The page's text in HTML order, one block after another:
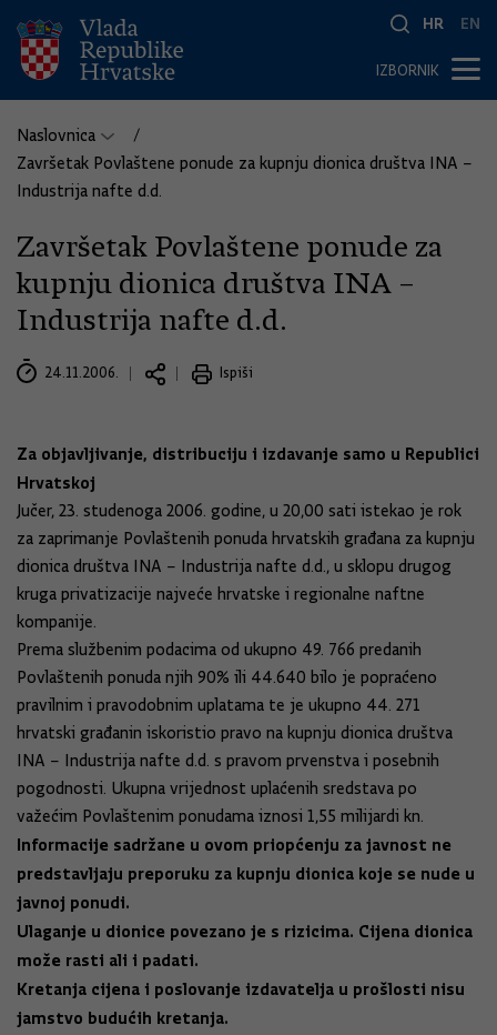
HR EN
IZBORNIK
Naslovnica
Završetak Povlaštene ponude za kupnju dionica društva INA –
Industrija nafte d.d.
Završetak Povlaštene ponude za
kupnju dionica društva INA –
Industrija nafte d.d.
24.11.2006. Ispiši
Za objavljivanje, distribuciju i izdavanje samo u Republici
Hrvatskoj
Jučer, 23. studenoga 2006. godine, u 20,00 sati istekao je rok
za zaprimanje Povlaštenih ponuda hrvatskih građana za kupnju
dionica društva INA – Industrija nafte d.d., u sklopu drugog
kruga privatizacije najveće hrvatske i regionalne naftne
kompanije.
Prema službenim podacima od ukupno 49. 766 predanih
Povlaštenih ponuda njih 90% ili 44.640 bilo je popraćeno
pravilnim i pravodobnim uplatama te je ukupno 44. 271
hrvatski građanin iskoristio pravo na kupnju dionica društva
INA – Industrija nafte d.d. s pravom prvenstva i posebnih
pogodnosti. Ukupna vrijednost uplaćenih sredstava po
važećim Povlaštenim ponudama iznosi 1,55 milijardi kn.
Informacije sadržane u ovom priopćenju za javnost ne
predstavljaju preporuku za kupnju dionica koje se nude u
javnoj ponudi.
Ulaganje u dionice povezano je s rizicima. Cijena dionica
može rasti ali i padati.
Kretanja cijena i poslovanje izdavatelja u prošlosti nisu
jamstvo budućih kretanja.